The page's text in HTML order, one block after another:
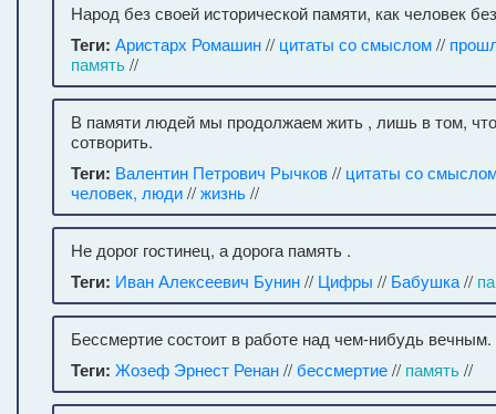
Народ без своей исторической памяти, как человек
Теги: Аристарх Ромашин// цитаты со смыслом//
память//
В памяти людей мы продолжаем жить , лишь в том,
сотворить.
Теги: Валентин Петрович Рычков// цитаты со
человек, люди//жизнь//
Не дорог гостинец, а дорога память .
Теги: Иван Алексеевич Бунин// Цифры // Бабушка//
Бессмертие состоит в работе над чем-нибудь вечным.
Теги: Жозеф Эрнест Ренан//бессмертие// память//